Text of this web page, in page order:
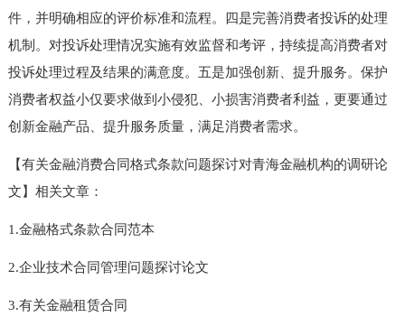
件，并明确相应的评价标准和流程。四是完善消费者投诉的处理
机制。对投诉处理情况实施有效监督和考评，持续提高消费者对
投诉处理过程及结果的满意度。五是加强创新、提升服务。保护
消费者权益小仅要求做到小侵犯、小损害消费者利益，更要通过
创新金融产品、提升服务质量，满足消费者需求。
【有关金融消费合同格式条款问题探讨对青海金融机构的调研论
文】相关文章：
1.金融格式条款合同范本
2.企业技术合同管理问题探讨论文
3.有关金融租赁合同